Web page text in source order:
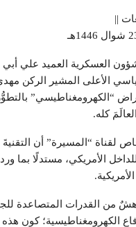
||
العسكرية العميد علي
الأعلى المشير الركن
“الكهرومغناطيسي”
كله.
“المسيرة” أن التقنيةَ
الأمريكي، مستدلًا بما ورد
من القدرات المتصاعدة
الكهرومغناطيسية؛ كون هذه